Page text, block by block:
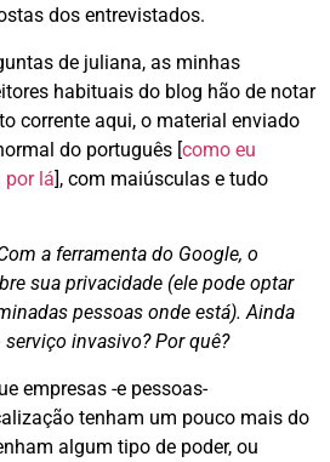
dos entrevistados.
de juliana, as minhas
habituais do blog hão de notar
corrente aqui, o material enviado
do português [como eu
por lá], com maiúsculas e tudo
a ferramenta do Google, o
sua privacidade (ele pode optar
pessoas onde está). Ainda
invasivo? Por quê?
empresas -e pessoas-
tenham um pouco mais do
algum tipo de poder, ou